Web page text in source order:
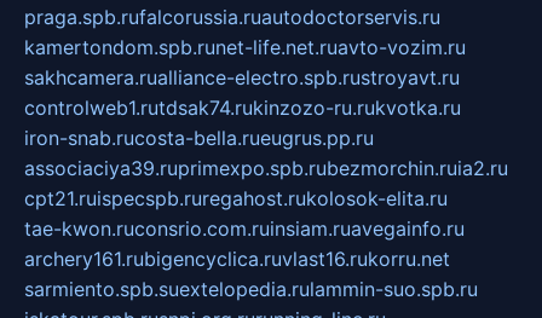
praga.spb.rufalcorussia.ruautodoctorservis.ru
kamertondom.spb.runet-life.net.ruavto-vozim.ru
sakhcamera.rualliance-electro.spb.rustroyavt.ru
controlweb1.rutdsak74.rukinzozo-ru.rukvotka.ru
iron-snab.rucosta-bella.rueugrus.pp.ru
associaciya39.ruprimexpo.spb.rubezmorchin.ruia2.ru
cpt21.ruispecspb.ruregahost.rukolosok-elita.ru
tae-kwon.ruconsrio.com.ruinsiam.ruavegainfo.ru
archery161.rubigencyclica.ruvlast16.rukorru.net
sarmiento.spb.suextelopedia.rulammin-suo.spb.ru